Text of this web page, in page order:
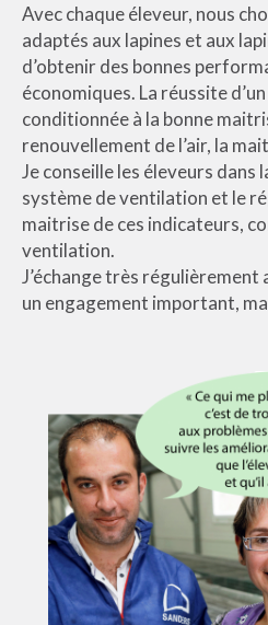
Avec chaque éleveur, nous
adaptés aux lapines et aux
d’obtenir des bonnes
économiques. La réussite
conditionnée à la bonne
renouvellement de l’air, la
Je conseille les éleveurs dans
système de ventilation et le
maitrise de ces indicateurs,
ventilation.
J’échange très régulièrement
un engagement important,